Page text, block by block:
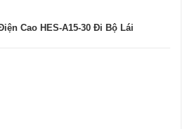
Cao HES-A15-30 Đi Bộ Lái